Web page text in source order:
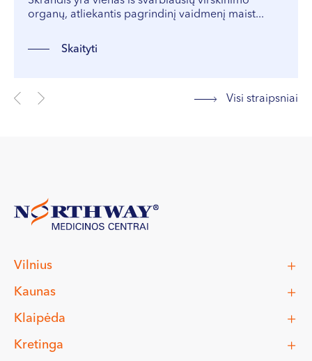
organų, atliekantis pagrindinį vaidmenį maist...
Skaityti
Visi straipsniai
Vilnius
Kaunas
Klaipėda
Kretinga